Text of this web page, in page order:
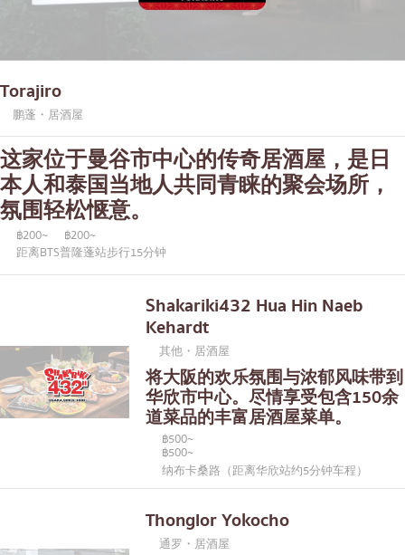
Torajiro
鹏蓬・居酒屋
这家位于曼谷市中心的传奇居酒屋，是日
本人和泰国当地人共同青睐的聚会场所，
氛围轻松惬意。
฿200~
฿200~
距离BTS普隆蓬站步行15分钟
Shakariki432 Hua Hin Naeb
Kehardt
其他・居酒屋
将大阪的欢乐氛围与浓郁风味带到
华欣市中心。尽情享受包含150余
道菜品的丰富居酒屋菜单。
฿500~
฿500~
纳布卡桑路（距离华欣站约5分钟车程）
Thonglor Yokocho
通罗・居酒屋